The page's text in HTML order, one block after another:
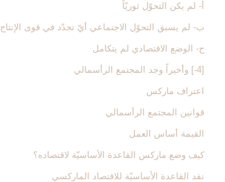
أ- لم يكن التحوّل ثوريّاً
ب- لم يسبق التحوّل الاجتماعي أيّ تجدّد في قوى الإنتاج
ج- الوضع الاقتصادي لم يتكامل
[4-] وأخيراً وجد المجتمع الرأسمالي‏
اعتراف ماركس
قوانين المجتمع الرأسمالي
القيمة أساس العمل
كيف وضع ماركس القاعدة الأساسيّة لاقتصاده؟
نقد القاعدة الأساسيّة للاقتصاد الماركسي